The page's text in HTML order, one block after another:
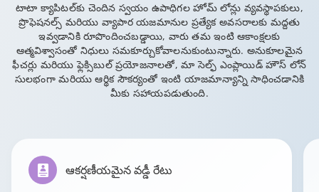
టాటా క్యాపిటల్‌కు చెందిన స్వయం ఉపాధిగల హోమ్ లోన్లు వ్యవస్థాపకులు,
ప్రొఫెషనల్స్ మరియు వ్యాపార యజమానుల ప్రత్యేక అవసరాలకు మద్దతు
ఇవ్వడానికి రూపొందించబడ్డాయి, వారు తమ ఇంటి ఆకాంక్షలకు
ఆత్మవిశ్వాసంతో నిధులు సమకూర్చుకోవాలనుకుంటున్నారు. అనుకూలమైన
ఫీచర్లు మరియు ఫ్లెక్సిబుల్ ప్రయోజనాలతో, మా సెల్ఫ్ ఎంప్లాయిడ్ హౌస్ లోన్
సులభంగా మరియు ఆర్థిక సౌకర్యంతో ఇంటి యాజమాన్యాన్ని సాధించడానికి
మీకు సహాయపడుతుంది.
ఆకర్షణీయమైన వడ్డీ రేటు